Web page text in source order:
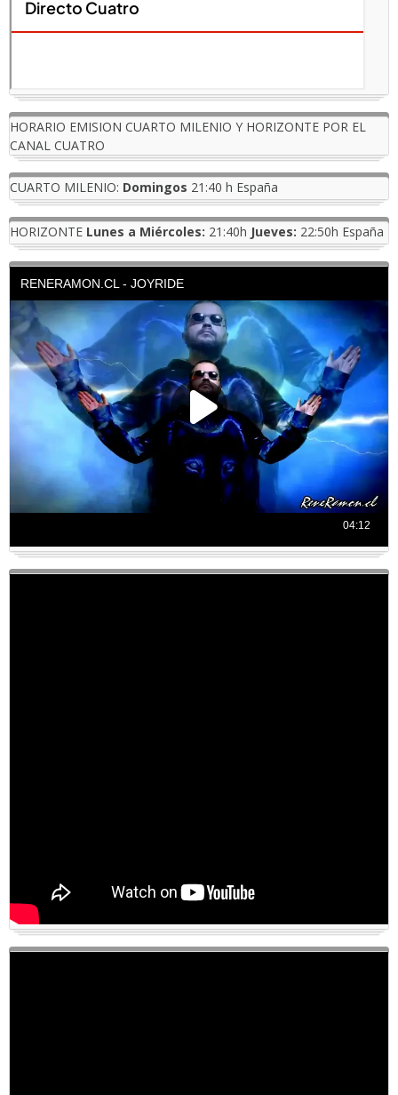
HORARIO EMISION CUARTO MILENIO Y HORIZONTE POR EL
CANAL CUATRO
CUARTO MILENIO: Domingos 21:40 h España
HORIZONTE Lunes a Miércoles: 21:40h Jueves: 22:50h España